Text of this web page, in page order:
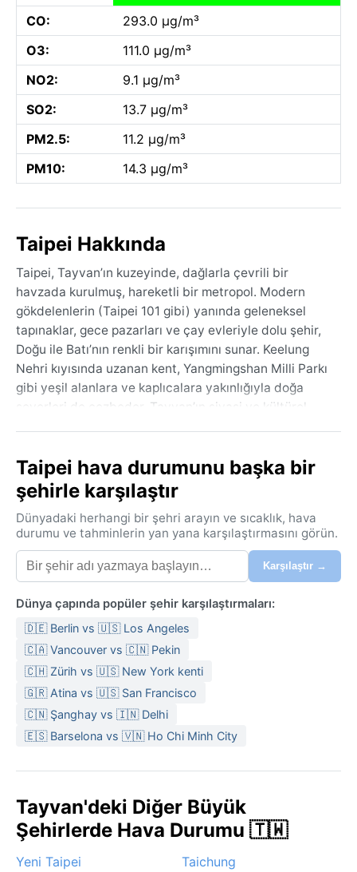
CO:
293.0 µg/m³
O3:
111.0 µg/m³
NO2:
9.1 µg/m³
SO2:
13.7 µg/m³
PM2.5:
11.2 µg/m³
PM10:
14.3 µg/m³
Taipei Hakkında
Taipei, Tayvan’ın kuzeyinde, dağlarla çevrili bir
havzada kurulmuş, hareketli bir metropol. Modern
gökdelenlerin (Taipei 101 gibi) yanında geleneksel
tapınaklar, gece pazarları ve çay evleriyle dolu şehir,
Doğu ile Batı’nın renkli bir karışımını sunar. Keelung
Nehri kıyısında uzanan kent, Yangmingshan Milli Parkı
gibi yeşil alanlara ve kaplıcalara yakınlığıyla doğa
severleri de cezbeder. Tayvan’ın siyasi ve kültürel
kaybetmez.
Köppen iklim sınıflandırmasına göre Cfa (nemli
subtropikal) olan Taipei’de yazlar sıcak ve
bunaltıcıdır; haziran-eylül arası sıcaklıklar 30°C’yi
aşar, nem oranı %80’lere dayanır ve günlük sağanak
yağışlar sık görülür. Kışlar ılıman ve nemli geçer;
aralık-şubat döneminde sıcaklık 15°C civarında
seyreder, ara sıra soğuk cepheler 10°C’ye düşürür.
Yağış yıl boyu dağılmıştır, ancak yaz aylarında
tayfunların da etkisiyle zirve yapar. Nem her mevsim
yüksektir; bu nedenle yazın hafif, terletmeyen
yanınızda bir şemsiye bulundurmak akıllıca olur.
En uygun seyahat dönemi, nisan-mayıs ve ekim-kasım
az ve nem daha düşüktür. Göze çarpan hava olayları
çeker; şiddetli rüzgâr ve yoğun yağmur getiren bu
fırtınalar seyahat planlarını etkileyebilir. Yaz aylarında
öğleden sonra gelişen ani sağanaklar da yaygındır,
dağlık bölgelerde ise pus ve sis sıkça görülür.
Taipei hava durumunu başka bir
şehirle karşılaştır
Dünyadaki herhangi bir şehri arayın ve sıcaklık, hava
durumu ve tahminlerin yan yana karşılaştırmasını görün.
Karşılaştır →
Dünya çapında popüler şehir karşılaştırmaları:
🇩🇪 Berlin vs 🇺🇸 Los Angeles
🇨🇦 Vancouver vs 🇨🇳 Pekin
🇨🇭 Zürih vs 🇺🇸 New York kenti
🇬🇷 Atina vs 🇺🇸 San Francisco
🇨🇳 Şanghay vs 🇮🇳 Delhi
🇪🇸 Barselona vs 🇻🇳 Ho Chi Minh City
Tayvan'deki Diğer Büyük
Şehirlerde Hava Durumu 🇹🇼
Yeni Taipei
Taichung